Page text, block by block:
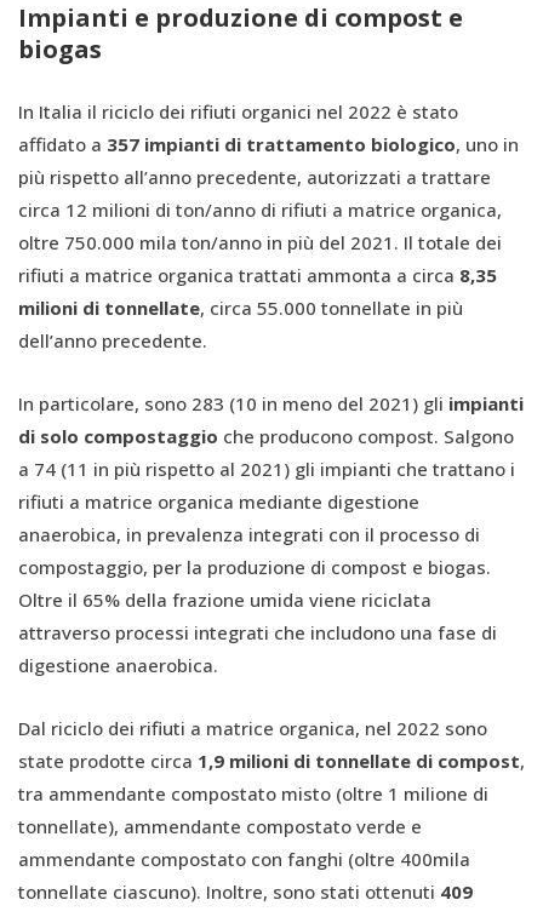
Impianti e produzione di compost e
biogas
In Italia il riciclo dei rifiuti organici nel 2022 è stato
affidato a 357 impianti di trattamento biologico, uno in
più rispetto all’anno precedente, autorizzati a trattare
circa 12 milioni di ton/anno di rifiuti a matrice organica,
oltre 750.000 mila ton/anno in più del 2021. Il totale dei
rifiuti a matrice organica trattati ammonta a circa 8,35
milioni di tonnellate, circa 55.000 tonnellate in più
dell’anno precedente.
In particolare, sono 283 (10 in meno del 2021) gli impianti
di solo compostaggio che producono compost. Salgono
a 74 (11 in più rispetto al 2021) gli impianti che trattano i
rifiuti a matrice organica mediante digestione
anaerobica, in prevalenza integrati con il processo di
compostaggio, per la produzione di compost e biogas.
Oltre il 65% della frazione umida viene riciclata
attraverso processi integrati che includono una fase di
digestione anaerobica.
Dal riciclo dei rifiuti a matrice organica, nel 2022 sono
state prodotte circa 1,9 milioni di tonnellate di compost,
tra ammendante compostato misto (oltre 1 milione di
tonnellate), ammendante compostato verde e
ammendante compostato con fanghi (oltre 400mila
tonnellate ciascuno). Inoltre, sono stati ottenuti 409